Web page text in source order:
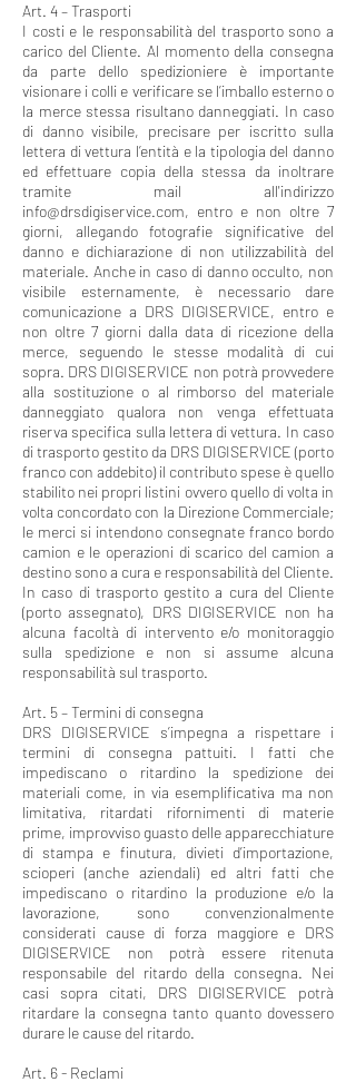
Art. 4 – Trasporti
I costi e le responsabilità del trasporto sono a
carico del Cliente. Al momento della consegna
da parte dello spedizioniere è importante
visionare i colli e verificare se l’imballo esterno o
la merce stessa risultano danneggiati. In caso
di danno visibile, precisare per iscritto sulla
lettera di vettura l’entità e la tipologia del danno
ed effettuare copia della stessa da inoltrare
tramite mail all'indirizzo
info@drsdigiservice.com, entro e non oltre 7
giorni, allegando fotografie significative del
danno e dichiarazione di non utilizzabilità del
materiale. Anche in caso di danno occulto, non
visibile esternamente, è necessario dare
comunicazione a DRS DIGISERVICE, entro e
non oltre 7 giorni dalla data di ricezione della
merce, seguendo le stesse modalità di cui
sopra. DRS DIGISERVICE non potrà provvedere
alla sostituzione o al rimborso del materiale
danneggiato qualora non venga effettuata
riserva specifica sulla lettera di vettura. In caso
di trasporto gestito da DRS DIGISERVICE (porto
franco con addebito) il contributo spese è quello
stabilito nei propri listini ovvero quello di volta in
volta concordato con la Direzione Commerciale;
le merci si intendono consegnate franco bordo
camion e le operazioni di scarico del camion a
destino sono a cura e responsabilità del Cliente.
In caso di trasporto gestito a cura del Cliente
(porto assegnato), DRS DIGISERVICE non ha
alcuna facoltà di intervento e/o monitoraggio
sulla spedizione e non si assume alcuna
responsabilità sul trasporto.
Art. 5 – Termini di consegna
DRS DIGISERVICE s’impegna a rispettare i
termini di consegna pattuiti. I fatti che
impediscano o ritardino la spedizione dei
materiali come, in via esemplificativa ma non
limitativa, ritardati rifornimenti di materie
prime, improvviso guasto delle apparecchiature
di stampa e finutura, divieti d’importazione,
scioperi (anche aziendali) ed altri fatti che
impediscano o ritardino la produzione e/o la
lavorazione, sono convenzionalmente
considerati cause di forza maggiore e DRS
DIGISERVICE non potrà essere ritenuta
responsabile del ritardo della consegna. Nei
casi sopra citati, DRS DIGISERVICE potrà
ritardare la consegna tanto quanto dovessero
durare le cause del ritardo.
Art. 6 - Reclami